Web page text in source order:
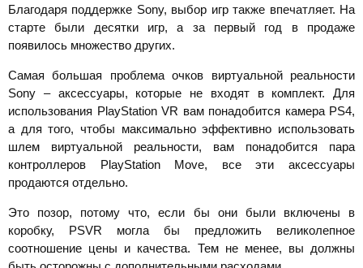
Благодаря поддержке Sony, выбор игр также впечатляет. На
старте были десятки игр, а за первый год в продаже
появилось множество других.
Самая большая проблема очков виртуальной реальности
Sony – аксессуары, которые не входят в комплект. Для
использования PlayStation VR вам понадобится камера PS4,
а для того, чтобы максимально эффективно использовать
шлем виртуальной реальности, вам понадобится пара
контроллеров PlayStation Move, все эти аксессуары
продаются отдельно.
Это позор, потому что, если бы они были включены в
коробку, PSVR могла бы предложить великолепное
соотношение цены и качества. Тем не менее, вы должны